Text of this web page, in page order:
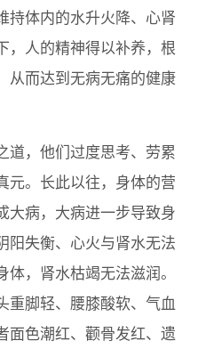
持体内的水升火降、心肾
，人的精神得以补养，根
从而达到无病无痛的健康
道，他们过度思考、劳累
元。长此以往，身体的营
大病，大病进一步导致身
阳失衡、心火与肾水无法
，肾水枯竭无法滋润。
重脚轻、腰膝酸软、气血
面色潮红、颧骨发红、遗